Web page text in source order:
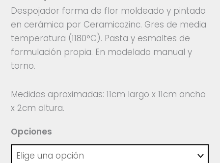
Despojador forma de flor moldeado y pintado
en cerámica por Ceramicazinc. Gres de media
temperatura (1180°C). Pasta y esmaltes de
formulación propia. En modelado manual y
torno.
Medidas aproximadas: 11cm largo x 11cm ancho
x 2cm altura.
Opciones